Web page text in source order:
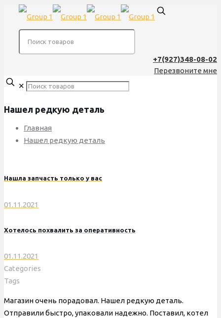
+7(927)348-08-02
Перезвоните мне
✕
Нашел редкую деталь
Главная
Нашел редкую деталь
Нашла запчасть только у вас
01.11.2021
Хотелось похвалить за оперативность
01.11.2021
Categories
Tags
Магазин очень порадовал. Нашел редкую деталь.
Отправили быстро, упаковали надежно. Поставил, котел